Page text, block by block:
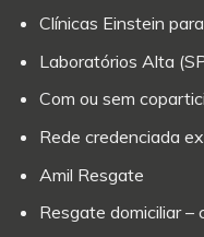
Clínicas Einstein
Laboratórios Alta
Com ou sem
Rede credenciada
Amil Resgate
Resgate domiciliar –